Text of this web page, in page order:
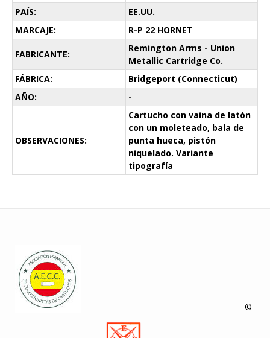
PAÍS:
EE.UU.
MARCAJE:
R-P 22 HORNET
FABRICANTE:
Remington Arms - Union
Metallic Cartridge Co.
FÁBRICA:
Bridgeport (Connecticut)
AÑO:
-
OBSERVACIONES:
Cartucho con vaina de latón
con un moleteado, bala de
punta hueca, pistón
niquelado. Variante
tipografía
©